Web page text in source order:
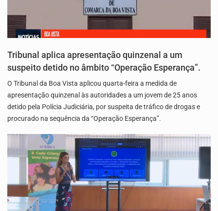
Tribunal aplica apresentação quinzenal a um
suspeito detido no âmbito “Operação Esperança”.
O Tribunal da Boa Vista aplicou quarta-feira a medida de
apresentação quinzenal às autoridades a um jovem de 25 anos
detido pela Polícia Judiciária, por suspeita de tráfico de drogas e
procurado na sequência da “Operação Esperança”.